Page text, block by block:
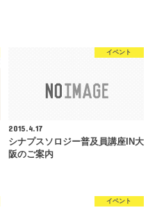
イベント
2015.4.17
シナプスソロジー普及員講座IN大
阪のご案内
イベント